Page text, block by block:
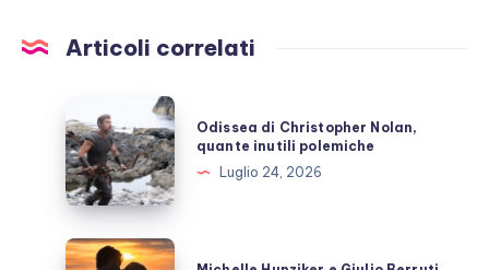
Articoli correlati
di
Christopher
Nolan,
quante
inutili
Odissea di Christopher Nolan,
quante inutili polemiche
Luglio 24, 2026
Michelle